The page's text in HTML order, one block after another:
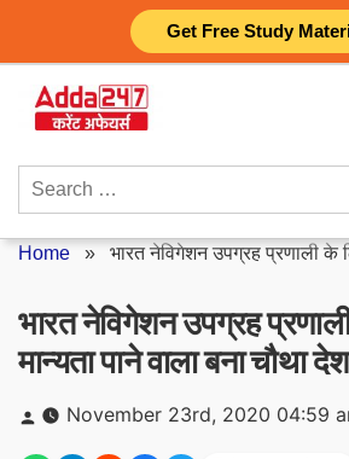
Get Free Study
content
Search
Home » भारत नेविगेशन उपग्रह प्रणाली के
भारत नेविगेशन उपग्रह
मान्यता पाने वाला बना चौथा देश
Posted
by
November 23rd, 2020 04:59